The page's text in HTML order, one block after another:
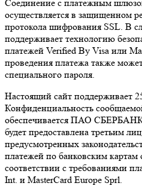
Соединение с платежным
осуществляется в защищенном
протокола шифрования SSL. В
поддерживает технологию
платежей Verified By Visa или
проведения платежа также
специального пароля.
Настоящий сайт поддерживает
Конфиденциальность
обеспечивается ПАО
будет предоставлена третьим
предусмотренных
платежей по банковским картам
соответствии с требованиями
Int. и MasterCard Europe Sprl.